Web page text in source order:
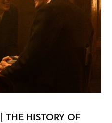
HISTORY OF